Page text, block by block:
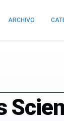
ARCHIVO